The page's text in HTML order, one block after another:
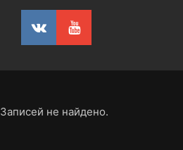
Записей не найдено.